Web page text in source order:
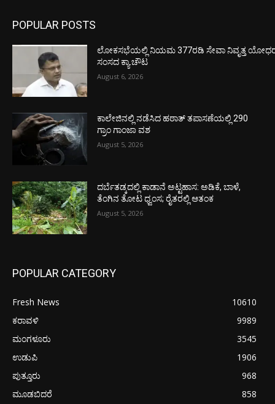
POPULAR POSTS
ಲೋಕಸಭೆಯಲ್ಲಿ ನಿಯಮ 377ರಡಿ ಸೇವಾ ನಿವೃತ್ತ
ಸಂಸದ ಕ್ಯಾ.ಚೌಟ
August 6, 2026
ಕಾಲೇಜಿನಲ್ಲಿ ನಡೆಸಿದ ಹಠಾತ್ ತಪಾಸಣೆಯಲ್ಲಿ 290
ಗ್ರಾಂ ಗಾಂಜಾ ವಶ
August 5, 2026
ದರ್ಬೆತಡ್ಕದಲ್ಲಿ ಕಾಡಾನೆ ಅಟ್ಟಹಾಸ: ಅಡಿಕೆ, ಬಾಳೆ,
ತೆಂಗಿನ ತೋಟ ಧ್ವಂಸ; ರೈತರಲ್ಲಿ ಆತಂಕ
August 5, 2026
POPULAR CATEGORY
Fresh News
10610
ಕರಾವಳಿ
9989
ಮಂಗಳೂರು
3545
ಉಡುಪಿ
1906
ಪುತ್ತೂರು
968
ಮೂಡಬಿದರೆ
858